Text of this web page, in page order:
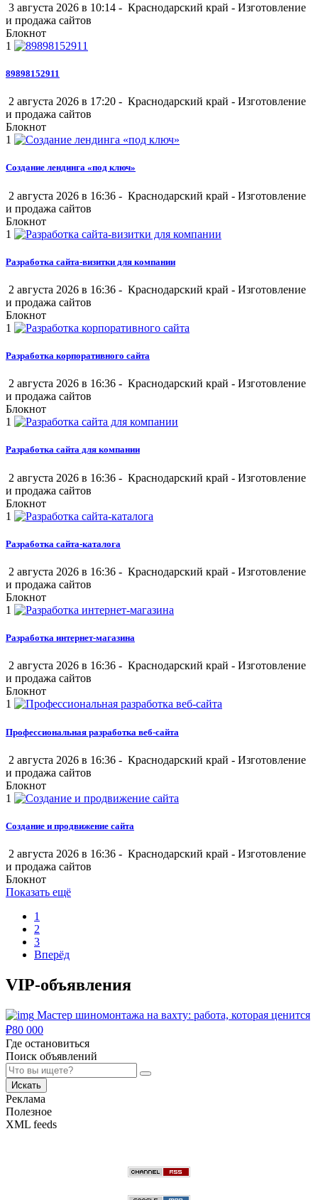
3 августа 2026 в 10:14 - Краснодарский край - Изготовление
и продажа сайтов
Блокнот
1
89898152911
2 августа 2026 в 17:20 - Краснодарский край - Изготовление
и продажа сайтов
Блокнот
1
Создание лендинга «под ключ»
2 августа 2026 в 16:36 - Краснодарский край - Изготовление
и продажа сайтов
Блокнот
1
Разработка сайта-визитки для компании
2 августа 2026 в 16:36 - Краснодарский край - Изготовление
и продажа сайтов
Блокнот
1
Разработка корпоративного сайта
2 августа 2026 в 16:36 - Краснодарский край - Изготовление
и продажа сайтов
Блокнот
1
Разработка сайта для компании
2 августа 2026 в 16:36 - Краснодарский край - Изготовление
и продажа сайтов
Блокнот
1
Разработка сайта-каталога
2 августа 2026 в 16:36 - Краснодарский край - Изготовление
и продажа сайтов
Блокнот
1
Разработка интернет-магазина
2 августа 2026 в 16:36 - Краснодарский край - Изготовление
и продажа сайтов
Блокнот
1
Профессиональная разработка веб-сайта
2 августа 2026 в 16:36 - Краснодарский край - Изготовление
и продажа сайтов
Блокнот
1
Создание и продвижение сайта
2 августа 2026 в 16:36 - Краснодарский край - Изготовление
и продажа сайтов
Блокнот
Показать ещё
1
2
3
Вперёд
VIP-объявления
Мастер шиномонтажа на вахту: работа, которая ценится
₽80 000
Где остановиться
Поиск объявлений
Искать
Реклама
Полезное
XML feeds